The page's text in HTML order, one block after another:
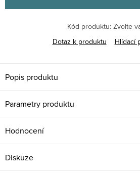
Kód produktu: Zvolte
Dotaz k produktu
Hlídací
Popis produktu
Parametry produktu
Hodnocení
Diskuze